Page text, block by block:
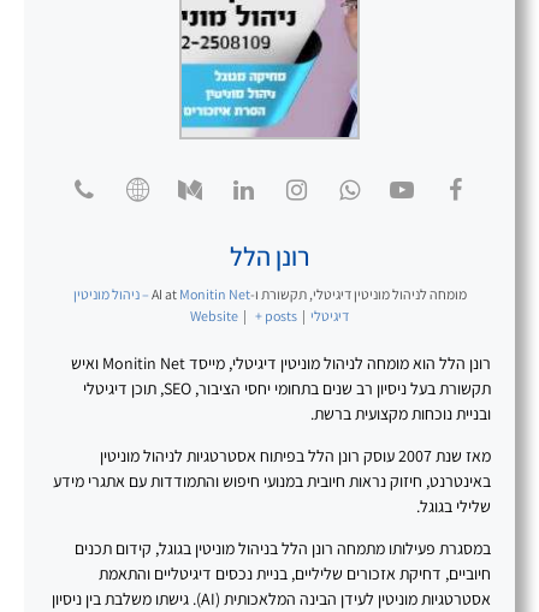
רונן הלל
מומחה לניהול מוניטין דיגיטלי, תקשורת ו-AI at
Monitin Net – ניהול מוניטין
דיגיטלי |
Website | + posts
רונן הלל הוא מומחה לניהול מוניטין דיגיטלי, מייסד Monitin Net ואיש
תקשורת בעל ניסיון רב שנים בתחומי יחסי הציבור, SEO, תוכן דיגיטלי
ובניית נוכחות מקצועית ברשת.
מאז שנת 2007 עוסק רונן הלל בפיתוח אסטרטגיות לניהול מוניטין
באינטרנט, חיזוק נראות חיובית במנועי חיפוש והתמודדות עם אתגרי מידע
שלילי בגוגל.
במסגרת פעילותו מתמחה רונן הלל בניהול מוניטין בגוגל, קידום תכנים
חיוביים, דחיקת אזכורים שליליים, בניית נכסים דיגיטליים והתאמת
אסטרטגיות מוניטין לעידן הבינה המלאכותית (AI). גישתו משלבת בין ניסיון